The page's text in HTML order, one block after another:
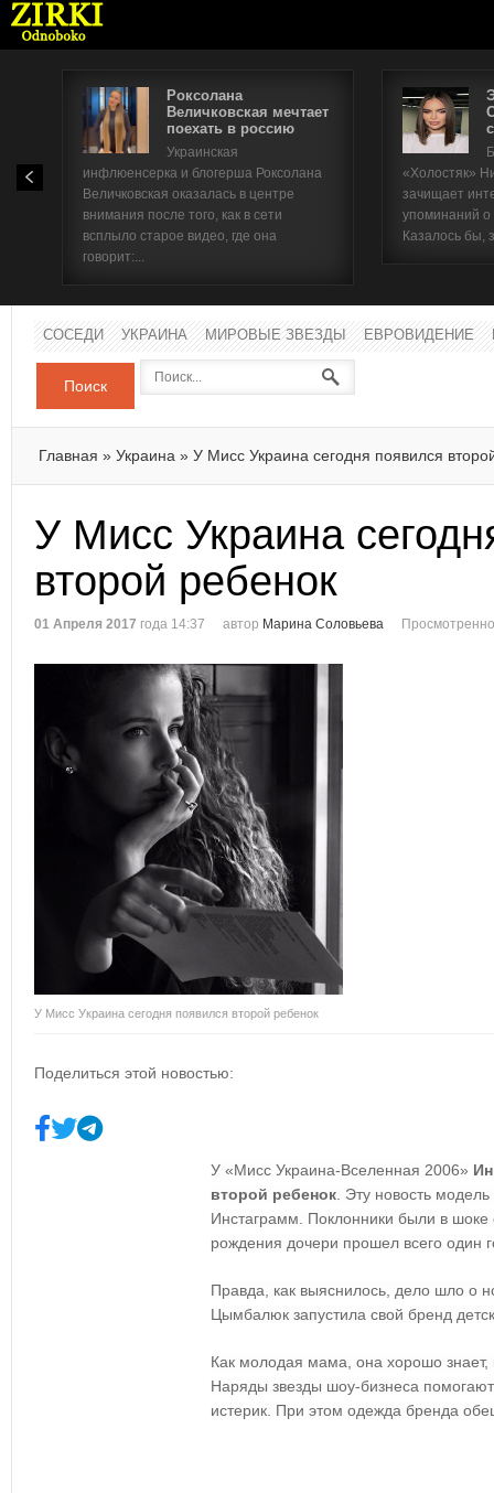
Роксолана
Величковская мечтает
поехать в россию
Украинская
инфлюенсерка и блогерша Роксолана
Величковская оказалась в центре
внимания после того, как в сети
всплыло старое видео, где она
говорит:...
«Холостяк»
зачищает
упоминаний
Казалось бы,
СОСЕДИ УКРАИНА МИРОВЫЕ ЗВЕЗДЫ ЕВРОВИДЕНИЕ
Поиск
Главная » Украина » У Мисс Украина сегодня появился
У Мисс Украина
второй ребенок
01 Апреля 2017 года 14:37 автор Марина Соловьева
У Мисс Украина сегодня появился второй ребенок
Поделиться этой новостью:
У «Мисс Украина-Вселенная 2006»
второй ребенок . Эту новость
Инстаграмм. Поклонники были в шоке
рождения дочери прошел всего один
Правда, как выяснилось, дело шло о
Цымбалюк запустила свой бренд
Как молодая мама, она хорошо знает,
Наряды звезды шоу-бизнеса
истерик. При этом одежда бренда
Имя